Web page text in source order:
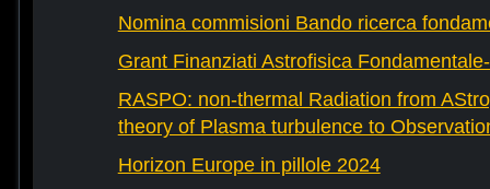
Nomina commisioni Bando ricerca
Grant Finanziati Astrofisica
RASPO: non-thermal Radiation from
theory of Plasma turbulence to
Horizon Europe in pillole 2024